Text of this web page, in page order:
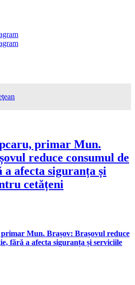
primar Mun.
reduce consumul de
a afecta siguranța și
cetățeni
Mun. Brașov: Brașovul reduce
fără a afecta siguranța și serviciile